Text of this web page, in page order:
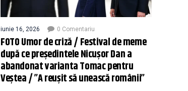
iunie 16, 2026 0 Comentariu
FOTO Umor de criză / Festival de meme
după ce președintele Nicușor Dan a
abandonat varianta Tomac pentru
Veștea / ”A reușit să unească românii”